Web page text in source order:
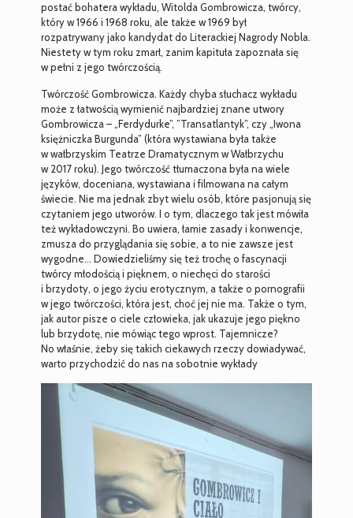
postać bohatera wykładu, Witolda Gombrowicza, twórcy,
który w 1966 i 1968 roku, ale także w 1969 był
rozpatrywany jako kandydat do Literackiej Nagrody Nobla.
Niestety w tym roku zmarł, zanim kapituła zapoznała się
w pełni z jego twórczością.
Twórczość Gombrowicza. Każdy chyba słuchacz wykładu
może z łatwością wymienić najbardziej znane utwory
Gombrowicza – „Ferdydurke”, ”Transatlantyk”, czy „Iwona
księżniczka Burgunda” (która wystawiana była także
w wałbrzyskim Teatrze Dramatycznym w Wałbrzychu
w 2017 roku). Jego twórczość tłumaczona była na wiele
języków, doceniana, wystawiana i filmowana na całym
świecie. Nie ma jednak zbyt wielu osób, które pasjonują się
czytaniem jego utworów. I o tym, dlaczego tak jest mówiła
też wykładowczyni. Bo uwiera, łamie zasady i konwencje,
zmusza do przyglądania się sobie, a to nie zawsze jest
wygodne… Dowiedzieliśmy się też trochę o fascynacji
twórcy młodością i pięknem, o niechęci do starości
i brzydoty, o jego życiu erotycznym, a także o pornografii
w jego twórczości, która jest, choć jej nie ma. Także o tym,
jak autor pisze o ciele człowieka, jak ukazuje jego piękno
lub brzydotę, nie mówiąc tego wprost. Tajemnicze?
No właśnie, żeby się takich ciekawych rzeczy dowiadywać,
warto przychodzić do nas na sobotnie wykłady